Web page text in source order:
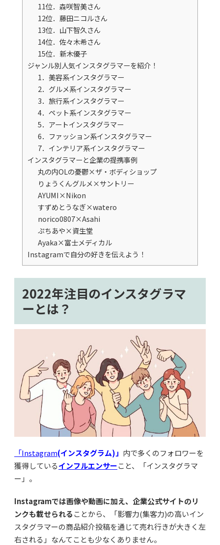
11位．森咲智美さん
12位．藤田ニコルさん
13位．山下智久さん
14位．佐々木希さん
15位．新木優子
ジャンル別人気インスタグラマーを紹介！
1．美容系インスタグラマー
2．グルメ系インスタグラマー
3．旅行系インスタグラマー
4．ペット系インスタグラマー
5．アートインスタグラマー
6．ファッション系インスタグラマー
7．インテリア系インスタグラマー
インスタグラマーと企業の提携事例
丸の内OLの憂鬱×ザ・ボディショップ
りょうくんグルメ×サントリー
AYUMI×Nikon
すずめとうなぎ×watero
norico0807×Asahi
ぷちあや×資生堂
Ayaka×富士メディカル
Instagramで自分の好きを伝えよう！
2022年注目のインスタグラマ
ーとは？
「Instagram(インスタグラム)」 内で多くのフォロワーを
獲得しているインフルエンサーこと、「インスタグラマ
ー」。
Instagramでは画像や動画に加え、企業公式サイトのリ
ンクも載せられることから、「影響力(集客力)の高いイン
スタグラマーの商品紹介投稿を通じて売れ行きが大きく左
右される」なんてことも少なくありません。